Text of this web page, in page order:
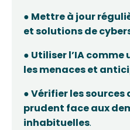
● Mettre à jour
et solutions de
● Utiliser l’IA
les menaces et
● Vérifier les
prudent face aux
inhabituelles.